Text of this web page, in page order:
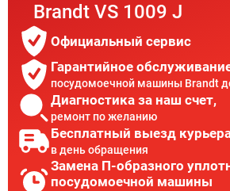
Brandt VS 1009 J
Официальный сервис
Гарантийное
посудомоечной машины Brandt
Диагностика за наш счет,
ремонт по желанию
Бесплатный выезд
в день обращения
Замена П-образного
посудомоечной машины